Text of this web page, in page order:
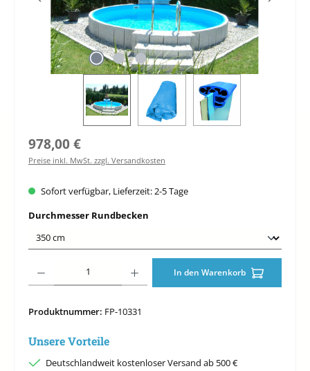
Regulärer Preis:
978,00 €
Preise inkl. MwSt. zzgl. Versandkosten
Sofort verfügbar, Lieferzeit: 2-5 Tage
Durchmesser Rundbecken
In den Warenkorb
Produktnummer: FP-10331
Unsere Vorteile
Deutschlandweit kostenloser Versand ab 500 €